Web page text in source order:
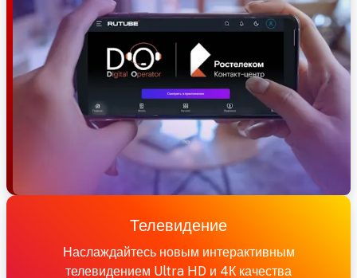
Телевидение
Наслаждайтесь новым интерактивным
телевидением Ultra HD и 4К качества